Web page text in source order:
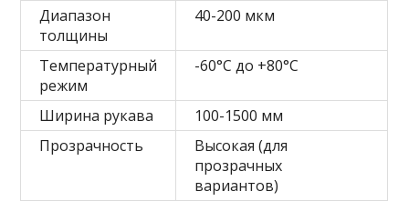
Диапазон
толщины
40-200 мкм
Температурный
режим
-60°С до +80°С
Ширина рукава
100-1500 мм
Прозрачность
Высокая (для
прозрачных
вариантов)